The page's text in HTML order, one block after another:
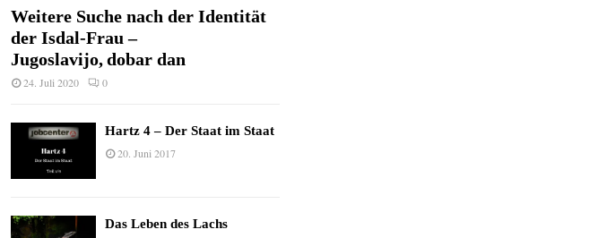
Weitere Suche nach der Identität
der Isdal-Frau –
Jugoslavijo, dobar dan
24. Juli 2020 0
Hartz 4 – Der Staat im Staat
20. Juni 2017
Das Leben des Lachs